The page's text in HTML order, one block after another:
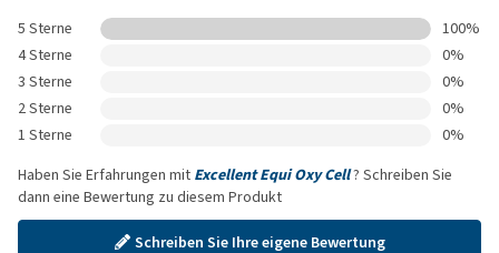
5 Sterne
100%
4 Sterne
0%
3 Sterne
0%
2 Sterne
0%
1 Sterne
0%
Haben Sie Erfahrungen mit Excellent Equi Oxy Cell? Schreiben Sie
dann eine Bewertung zu diesem Produkt
Schreiben Sie Ihre eigene Bewertung